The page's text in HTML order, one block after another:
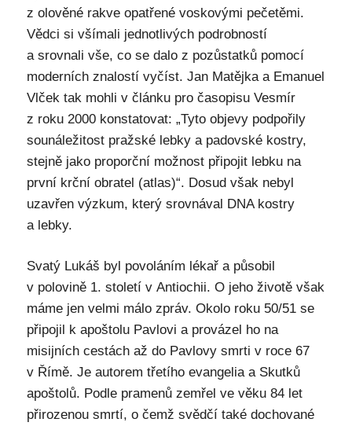
z olověné rakve opatřené voskovými pečetěmi.
Vědci si všímali jednotlivých podrobností
a srovnali vše, co se dalo z pozůstatků pomocí
moderních znalostí vyčíst. Jan Matějka a Emanuel
Vlček tak mohli v článku pro časopisu Vesmír
z roku 2000 konstatovat: „Tyto objevy podpořily
sounáležitost pražské lebky a padovské kostry,
stejně jako proporční možnost připojit lebku na
první krční obratel (atlas)“. Dosud však nebyl
uzavřen výzkum, který srovnával DNA kostry
a lebky.
Svatý Lukáš byl povoláním lékař a působil
v polovině 1. století v Antiochii. O jeho životě však
máme jen velmi málo zpráv. Okolo roku 50/51 se
připojil k apoštolu Pavlovi a provázel ho na
misijních cestách až do Pavlovy smrti v roce 67
v Římě. Je autorem třetího evangelia a Skutků
apoštolů. Podle pramenů zemřel ve věku 84 let
přirozenou smrtí, o čemž svědčí také dochované